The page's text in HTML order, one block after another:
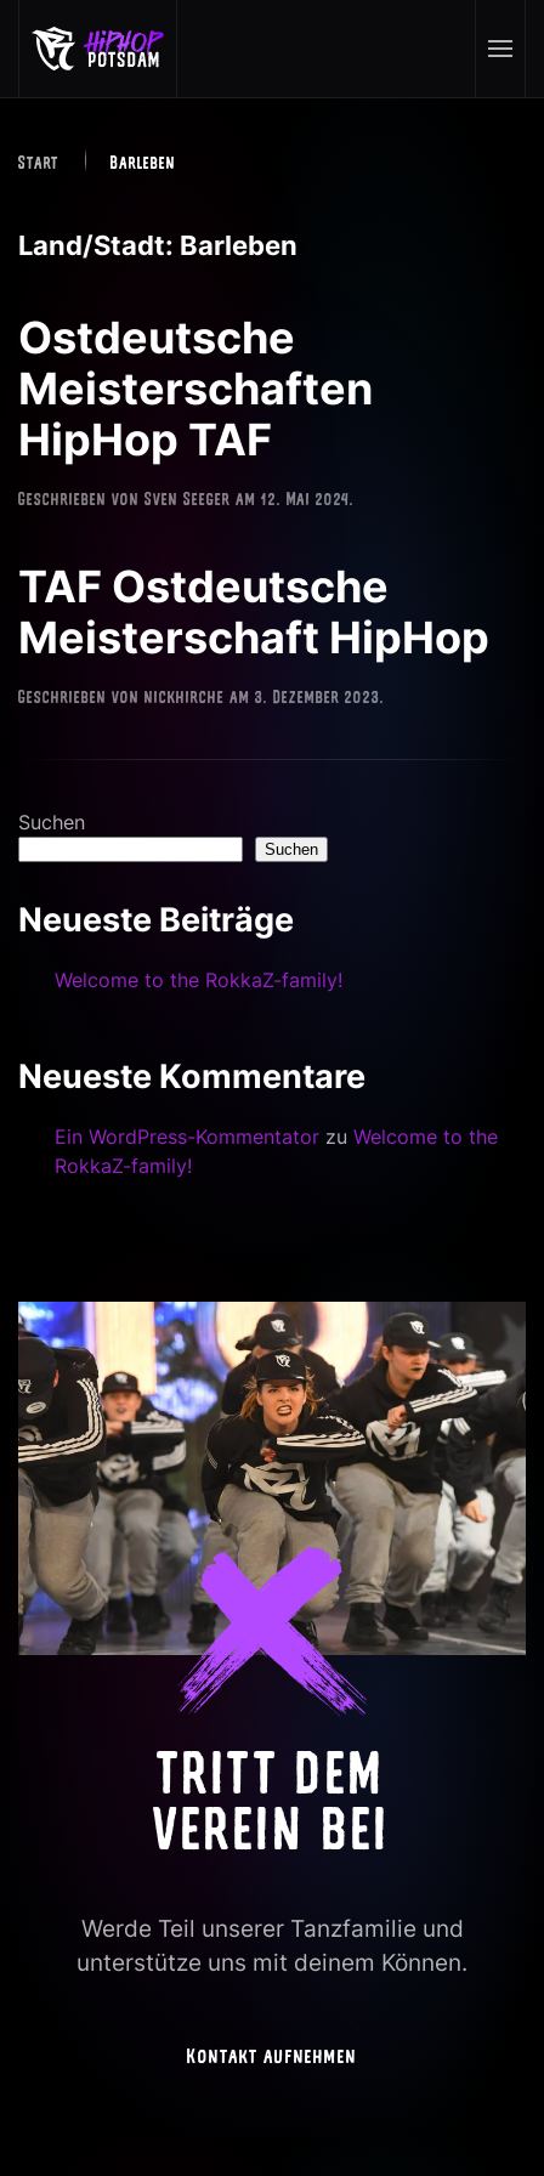
Skip to main content
Start Barleben
Land/Stadt: Barleben
Ostdeutsche
Meisterschaften
HipHop TAF
Geschrieben von Sven Seeger am 12. Mai 2024.
TAF Ostdeutsche
Meisterschaft HipHop
Geschrieben von nickhirche am 3. Dezember 2023.
Suchen
Suchen
Neueste Beiträge
Welcome to the RokkaZ-family!
Neueste Kommentare
Ein WordPress-Kommentator zu Welcome to the
RokkaZ-family!
TRITT DEM
VEREIN BEI
Werde Teil unserer Tanzfamilie und
unterstütze uns mit deinem Können.
Kontakt aufnehmen